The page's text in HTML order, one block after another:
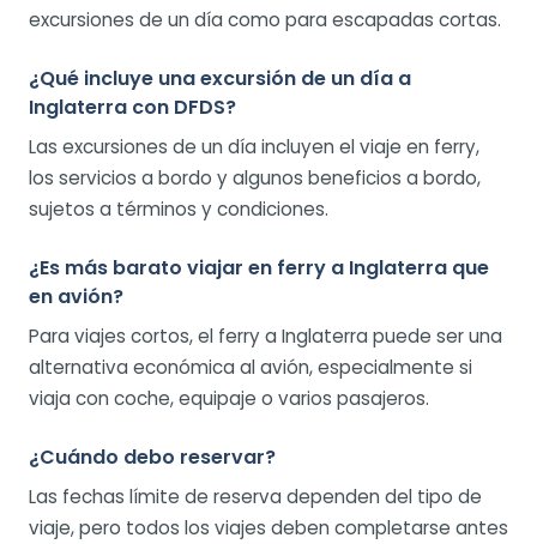
excursiones de un día como para escapadas cortas.
¿Qué incluye una excursión de un día a
Inglaterra con DFDS?
Las excursiones de un día incluyen el viaje en ferry,
los servicios a bordo y algunos beneficios a bordo,
sujetos a términos y condiciones.
¿Es más barato viajar en ferry a Inglaterra que
en avión?
Para viajes cortos, el ferry a Inglaterra puede ser una
alternativa económica al avión, especialmente si
viaja con coche, equipaje o varios pasajeros.
¿Cuándo debo reservar?
Las fechas límite de reserva dependen del tipo de
viaje, pero todos los viajes deben completarse antes